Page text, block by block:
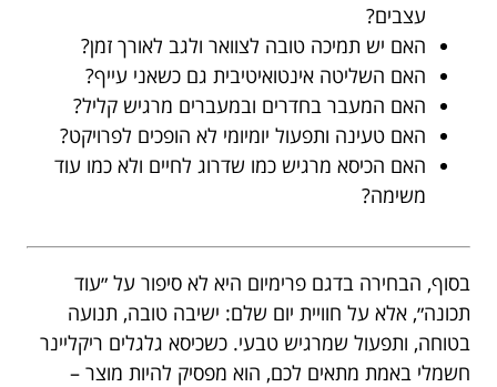
עצבים?
האם יש תמיכה טובה לצוואר ולגב לאורך זמן?
האם השליטה אינטואיטיבית גם כשאני עייף?
האם המעבר בחדרים ובמעברים מרגיש קליל?
האם טעינה ותפעול יומיומי לא הופכים לפרויקט?
האם הכיסא מרגיש כמו שדרוג לחיים ולא כמו עוד
משימה?
בסוף, הבחירה בדגם פרימיום היא לא סיפור על ״עוד
תכונה״, אלא על חוויית יום שלם: ישיבה טובה, תנועה
בטוחה, ותפעול שמרגיש טבעי. כשכיסא גלגלים ריקליינר
חשמלי באמת מתאים לכם, הוא מפסיק להיות מוצר –